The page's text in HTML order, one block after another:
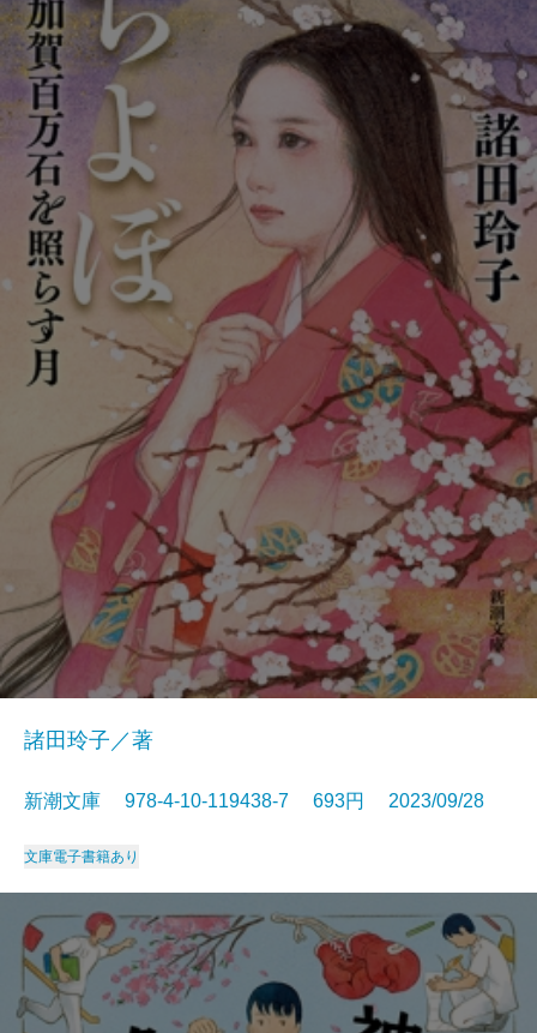
諸田玲子／著
新潮文庫 978-4-10-119438-7 693円 2023/09/28
文庫電子書籍あり